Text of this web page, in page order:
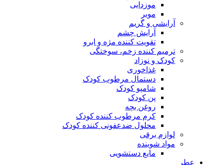
موزدایی
موبر
آرایشی و گریم
آرایش چشم
تقویت کننده مژه و ابرو
ترمیم کننده زخم، سوختگی
کودک و نوزاد
غذاخوری
دستمال مرطوب کودک
شامپو کودک
پن کودک
روغن بچه
کرم مرطوب کننده کودک
محلول ضدعفونی کننده کودک
لوازم برقی
مواد شوینده
مایع دستشویی
عطر